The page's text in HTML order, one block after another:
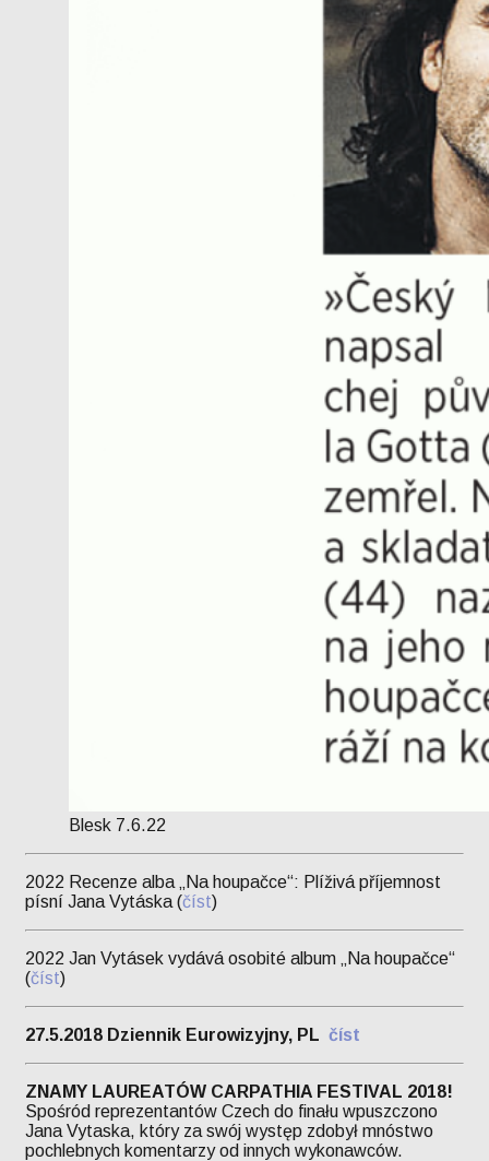
Blesk 7.6.22
2022 Recenze alba „Na houpačce“: Plíživá příjemnost
písní Jana Vytáska (číst)
2022 Jan Vytásek vydává osobité album „Na houpačce“
(číst)
27.5.2018 Dziennik Eurowizyjny, PL číst
ZNAMY LAUREATÓW CARPATHIA FESTIVAL 2018!
Spośród reprezentantów Czech do finału wpuszczono
Jana Vytaska, który za swój występ zdobył mnóstwo
pochlebnych komentarzy od innych wykonawców.